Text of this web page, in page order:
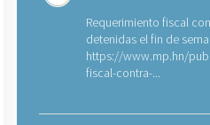
Requerimiento fiscal
detenidas el fin de
https://www.mp.hn/
fiscal-contra-...